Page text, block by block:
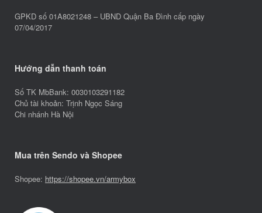
GPKD số 01A8021248 – UBND Quận Ba Đình cấp ngày
07/04/2017
Hướng dẫn thanh toán
Số TK MbBank: 0030103291182
Chủ tài khoản: Trịnh Ngọc Sáng
Chi nhánh Hà Nội
Mua trên Sendo và Shopee
Shopee: https://shopee.vn/armybox